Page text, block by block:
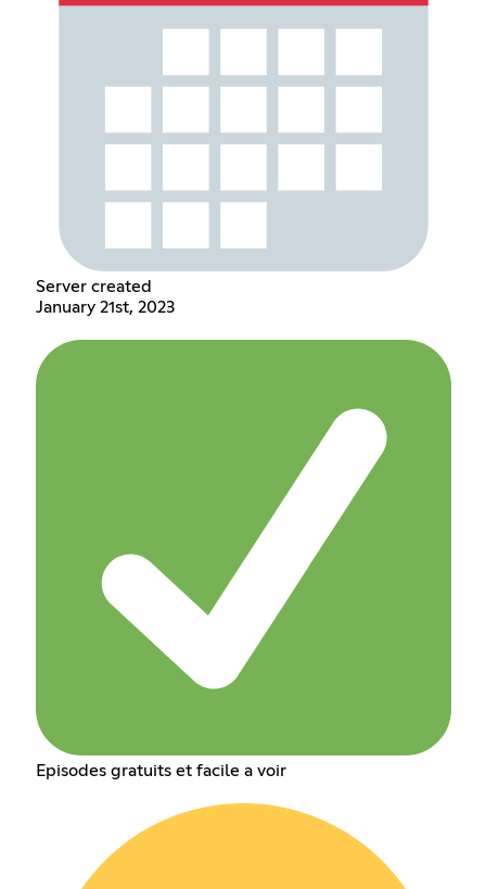
Server created
January 21st, 2023
Episodes gratuits et facile a voir